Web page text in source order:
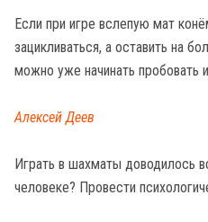
Если при игре вслепую мат
зацикливаться, а оставить на
можно уже начинать пробовать
Алексей Деев
Играть в шахматы доводилось
человеке? Провести